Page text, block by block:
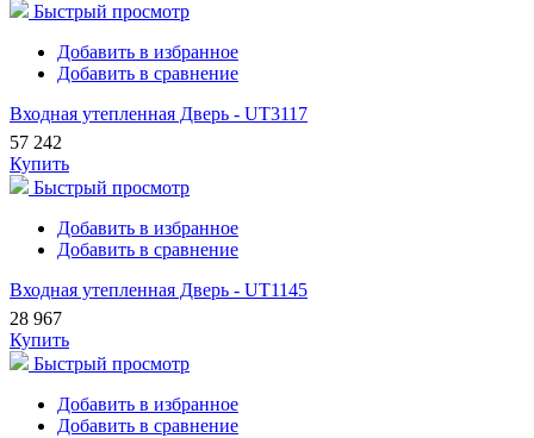
Быстрый просмотр
Добавить в избранное
Добавить в сравнение
Входная утепленная Дверь - UT3117
57 242
Купить
Быстрый просмотр
Добавить в избранное
Добавить в сравнение
Входная утепленная Дверь - UT1145
28 967
Купить
Быстрый просмотр
Добавить в избранное
Добавить в сравнение